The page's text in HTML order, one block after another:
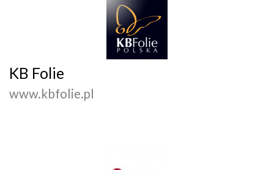
KB Folie
www.kbfolie.pl